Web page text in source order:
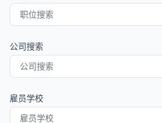
公司搜索
雇员学校